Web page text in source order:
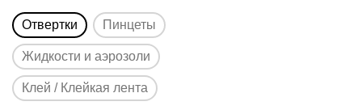
Отвертки Пинцеты
Жидкости и аэрозоли
Клей / Клейкая лента